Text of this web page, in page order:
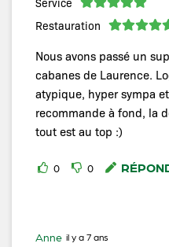
Restauration
Nous avons passé un
cabanes de Laurence.
atypique, hyper sympa
recommande à fond, la
tout est au top :)
0 0
Anne il y a 7 ans